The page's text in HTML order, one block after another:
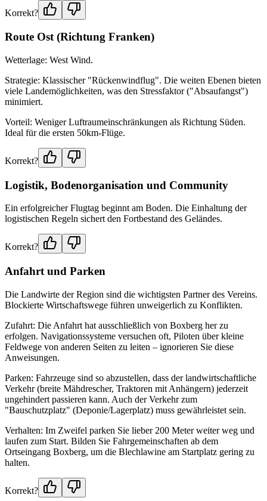
Korrekt?
Route Ost (Richtung Franken)
Wetterlage: West Wind.
Strategie: Klassischer "Rückenwindflug". Die weiten Ebenen bieten
viele Landemöglichkeiten, was den Stressfaktor ("Absaufangst")
minimiert.
Vorteil: Weniger Luftraumeinschränkungen als Richtung Süden.
Ideal für die ersten 50km-Flüge.
Korrekt?
Logistik, Bodenorganisation und Community
Ein erfolgreicher Flugtag beginnt am Boden. Die Einhaltung der
logistischen Regeln sichert den Fortbestand des Geländes.
Korrekt?
Anfahrt und Parken
Die Landwirte der Region sind die wichtigsten Partner des Vereins.
Blockierte Wirtschaftswege führen unweigerlich zu Konflikten.
Zufahrt: Die Anfahrt hat ausschließlich von Boxberg her zu
erfolgen. Navigationssysteme versuchen oft, Piloten über kleine
Feldwege von anderen Seiten zu leiten – ignorieren Sie diese
Anweisungen.
Parken: Fahrzeuge sind so abzustellen, dass der landwirtschaftliche
Verkehr (breite Mähdrescher, Traktoren mit Anhängern) jederzeit
ungehindert passieren kann. Auch der Verkehr zum
"Bauschutzplatz" (Deponie/Lagerplatz) muss gewährleistet sein.
Verhalten: Im Zweifel parken Sie lieber 200 Meter weiter weg und
laufen zum Start. Bilden Sie Fahrgemeinschaften ab dem
Ortseingang Boxberg, um die Blechlawine am Startplatz gering zu
halten.
Korrekt?